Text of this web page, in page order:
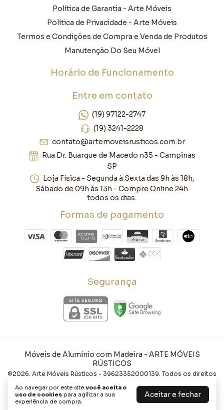
Ao navegar por este site você aceita o
uso de cookies para agilizar a sua
experiência de compra.
Aceitar e fechar
Política de Garantia - Arte Móveis
Política de Privacidade - Arte Móveis
Termos e Condições de Compra e Venda de Produtos
Manutenção Do Seu Móvel
Horário de Funcionamento
Entre em contato
(19) 97122-2747
(19) 3241-2228
contato@artemoveisrusticos.com.br
Rua Dr. Buarque de Macedo n35 - Campinas
SP
Loja Física - Segunda à Sexta das 9h às 18h,
Sábado de 09h às 13h - Compre Online 24h
todos os dias.
Formas de pagamento
Segurança
Móveis de Alumínio com Madeira - ARTE MÓVEIS
RÚSTICOS
©2026. Arte Móveis Rústicos - 39623352000139. Todos os direitos